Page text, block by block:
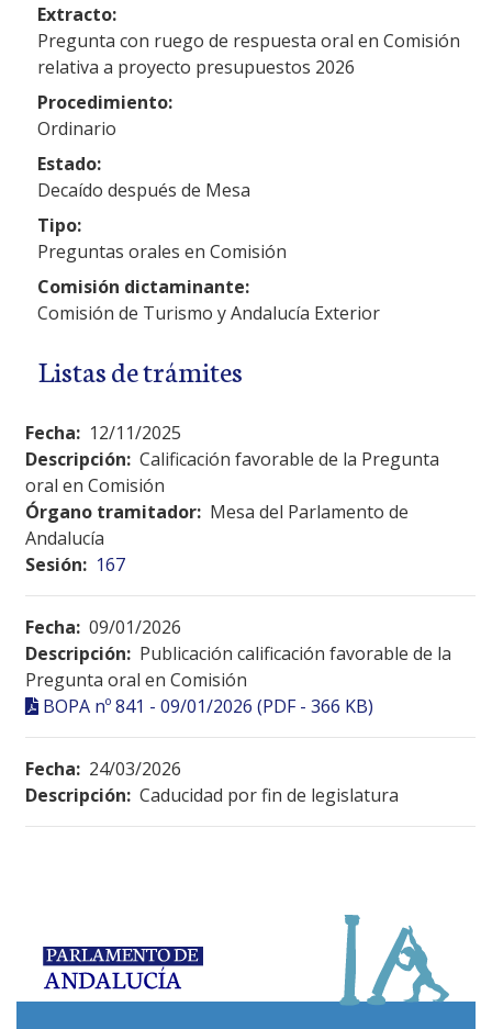
Extracto:
Pregunta con ruego de respuesta oral en Comisión
relativa a proyecto presupuestos 2026
Procedimiento:
Ordinario
Estado:
Decaído después de Mesa
Tipo:
Preguntas orales en Comisión
Comisión dictaminante:
Comisión de Turismo y Andalucía Exterior
Listas de trámites
Fecha: 12/11/2025
Descripción: Calificación favorable de la Pregunta
oral en Comisión
Órgano tramitador: Mesa del Parlamento de
Andalucía
Sesión: 167
Fecha: 09/01/2026
Descripción: Publicación calificación favorable de la
Pregunta oral en Comisión
BOPA nº 841 - 09/01/2026 (PDF - 366 KB)
Fecha: 24/03/2026
Descripción: Caducidad por fin de legislatura